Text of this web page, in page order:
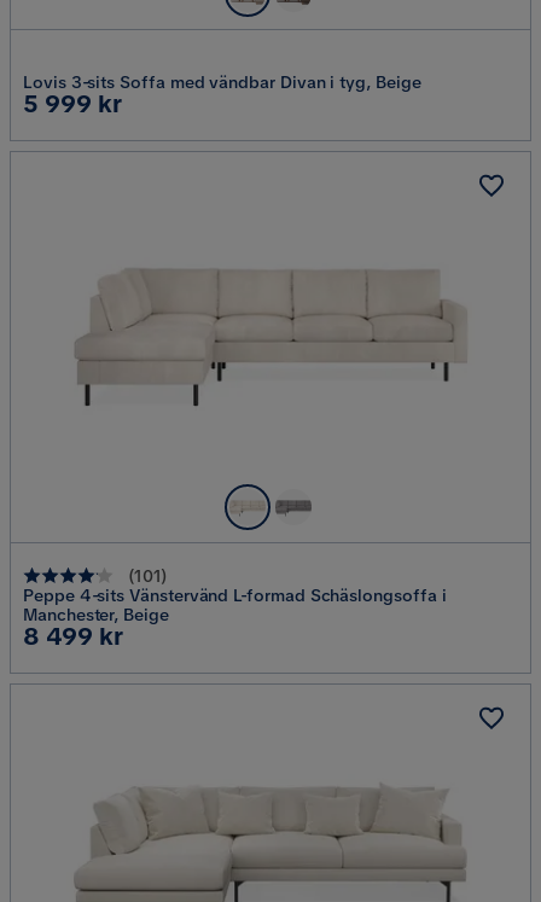
Lovis 3-sits Soffa med vändbar Divan i tyg, Beige
Pris
5 999 kr
(101)
Peppe 4-sits Vänstervänd L-formad Schäslongsoffa i
Manchester, Beige
Pris
8 499 kr